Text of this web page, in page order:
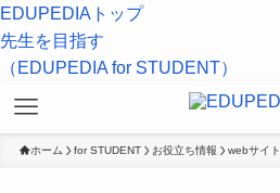
EDUPEDIAトップ
先生を目指す
（EDUPEDIA for STUDENT）
ホーム for STUDENT お役立ち情報 webサイト